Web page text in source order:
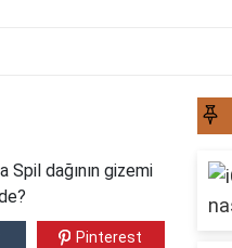
Spil dağının gizemi
Pinterest